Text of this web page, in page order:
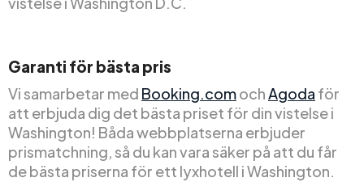
Garanti för bästa pris
Vi samarbetar med Booking.comochAgoda för
att erbjuda dig det bästa priset för din vistelse i
Washington! Båda webbplatserna erbjuder
prismatchning, så du kan vara säker på att du får
de bästa priserna för ett lyxhotell i Washington.